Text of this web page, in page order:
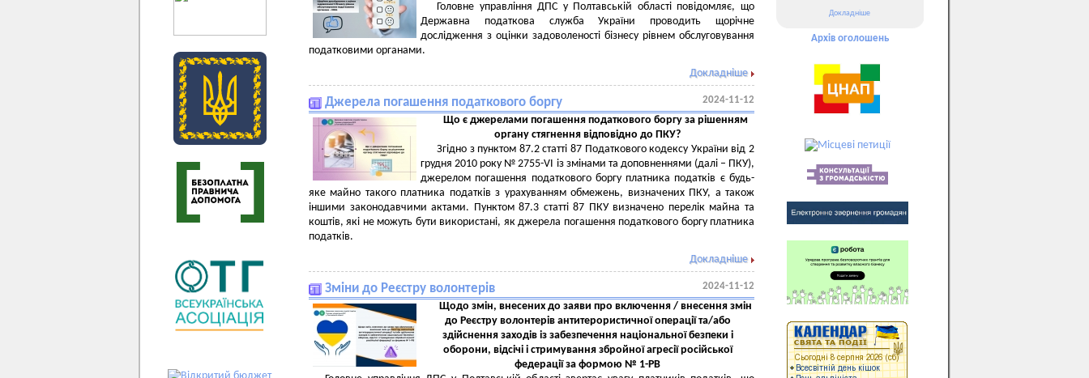
Головне управління ДПС у Полтавській області повідомляє, що
Державна податкова служба України проводить щорічне
дослідження з оцінки задоволеності бізнесу рівнем обслуговування
податковими органами.
Докладніше
Джерела погашення податкового боргу 2024-11-12
Що є джерелами погашення податкового боргу за рішенням
органу стягнення відповідно до ПКУ?
Згідно з пунктом 87.2 статті 87 Податкового кодексу України від 2
грудня 2010 року № 2755-VI із змінами та доповненнями (далі – ПКУ),
джерелом погашення податкового боргу платника податків є будь-
яке майно такого платника податків з урахуванням обмежень, визначених ПКУ, а також
іншими законодавчими актами. Пунктом 87.3 статті 87 ПКУ визначено перелік майна та
коштів, які не можуть бути використані, як джерела погашення податкового боргу платника
податків.
Докладніше
Зміни до Реєстру волонтерів 2024-11-12
Щодо змін, внесених до заяви про включення / внесення змін
до Реєстру волонтерів антитерористичної операції та/або
здійснення заходів із забезпечення національної безпеки і
оборони, відсічі і стримування збройної агресії російської
федерації за формою № 1-РВ
Докладніше
Архів оголошень